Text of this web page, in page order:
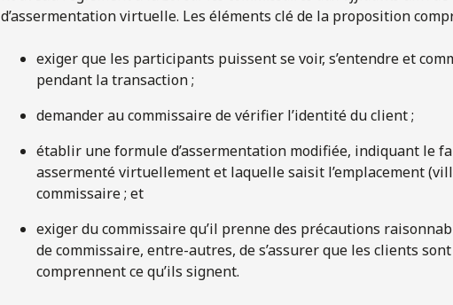
d’assermentation virtuelle. Les éléments clé de la proposition
exiger que les participants puissent se voir, s’entendre et
pendant la transaction ;
demander au commissaire de vérifier l’identité du client ;
établir une formule d’assermentation modifiée, indiquant le
assermenté virtuellement et laquelle saisit l’emplacement
commissaire ; et
exiger du commissaire qu’il prenne des précautions
de commissaire, entre-autres, de s’assurer que les clients
comprennent ce qu’ils signent.